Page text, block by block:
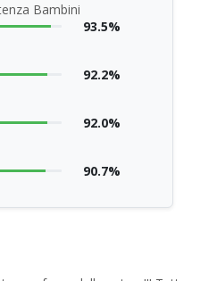
Bambini
93.5%
92.2%
92.0%
90.7%